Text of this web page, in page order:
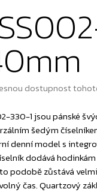
dostupnost
330-1 jsou pánské
šedým
denní model s
dodává
podobě zůstává
čas. Quartzový